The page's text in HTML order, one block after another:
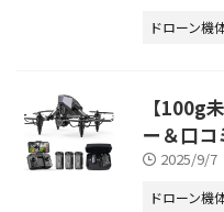
ドローン機
【100g
ー＆口コ
2025/9/7
ドローン機